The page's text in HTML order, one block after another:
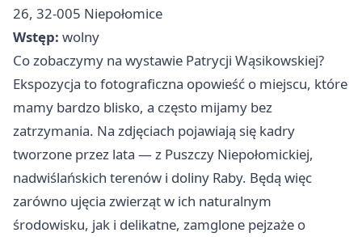
26, 32-005 Niepołomice
Wstęp: wolny
Co zobaczymy na wystawie Patrycji Wąsikowskiej?
Ekspozycja to fotograficzna opowieść o miejscu, które
mamy bardzo blisko, a często mijamy bez
zatrzymania. Na zdjęciach pojawiają się kadry
tworzone przez lata — z Puszczy Niepołomickiej,
nadwiślańskich terenów i doliny Raby. Będą więc
zarówno ujęcia zwierząt w ich naturalnym
środowisku, jak i delikatne, zamglone pejzaże o